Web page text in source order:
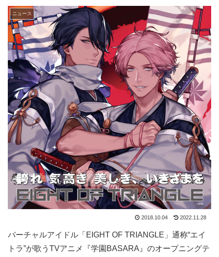
ニュース
2018.10.04 2022.11.28
バーチャルアイドル「EIGHT OF TRIANGLE」通称“エイ
トラ”が歌うTVアニメ『学園BASARA』のオープニングテ